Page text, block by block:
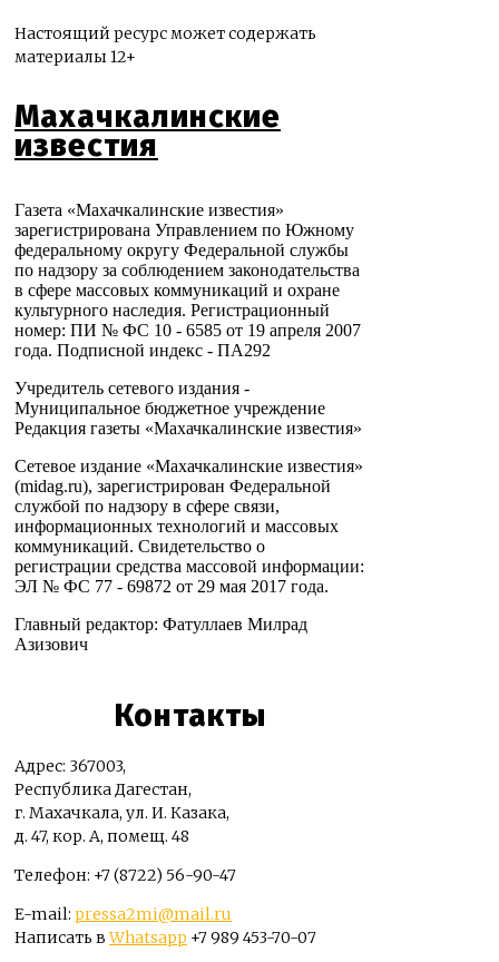
Настоящий ресурс может содержать
материалы 12+
Махачкалинские
известия
Газета «Махачкалинские известия»
зарегистрирована Управлением по Южному
федеральному округу Федеральной службы
по надзору за соблюдением законодательства
в сфере массовых коммуникаций и охране
культурного наследия. Регистрационный
номер: ПИ № ФС 10 - 6585 от 19 апреля 2007
года. Подписной индекс - ПА292
Учредитель сетевого издания -
Муниципальное бюджетное учреждение
Редакция газеты «Махачкалинские известия»
Сетевое издание «Махачкалинские известия»
(midag.ru), зарегистрирован Федеральной
службой по надзору в сфере связи,
информационных технологий и массовых
коммуникаций. Свидетельство о
регистрации средства массовой информации:
ЭЛ № ФС 77 - 69872 от 29 мая 2017 года.
Главный редактор: Фатуллаев Милрад
Азизович
Контакты
Адрес: 367003,
Республика Дагестан,
г. Махачкала, ул. И. Казака,
д. 47, кор. А, помещ. 48
Телефон: +7 (8722) 56-90-47
E-mail: pressa2mi@mail.ru
Написать вWhatsapp +7 989 453-70-07